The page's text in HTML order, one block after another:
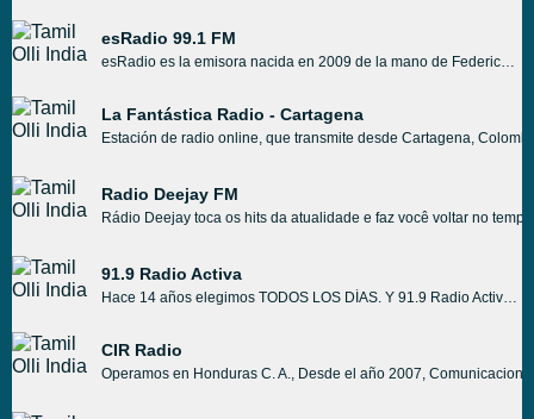
esRadio 99.1 FM
esRadio es la emisora nacida en 2009 de la mano de Federico Jiménez Losantos y Luis Herrero en la Cadena Española Libertad Digital, programas, con música, locutores y tertulianos, deportes, consejos y noticias en directo.
La Fantástica Radio - Cartagena
Estación de radio online, que transmite desde Cartagena,
Radio Deejay FM
Rádio Deejay toca os hits da atualidade e faz você voltar no
91.9 Radio Activa
Hace 14 años elegimos TODOS LOS DÍAS. Y 91.9 Radio Activa hace todo lo posible para GRACIAS. Que escucha durante el día: Yuli Pena, Karen Canyons, Chinese Tapia, Carlos Roca, Jaime Galarza, Sergio Mier, Oliver Montoya, Jimena Antelo, Pomacusi Jose Raul Mamani, The Apricot, Jimena Algarañaz, Dr Gris Brain y terminan de noche con , Neneco, Nardy Rodriguez, El Pony Arauz. Con información y humor llene su día.
CIR Radio
Operamos en Honduras C. A., Desde el año 2007,